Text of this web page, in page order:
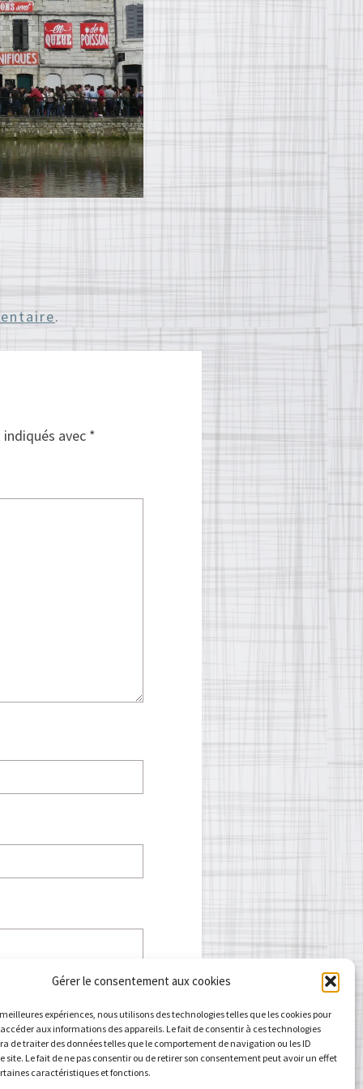
Gérer le consentement aux cookies
expériences, nous utilisons des technologies telles que les cookies pour
aux informations des appareils. Le fait de consentir à ces technologies
de traiter des données telles que le comportement de navigation ou les ID
site. Le fait de ne pas consentir ou de retirer son consentement peut avoir un effet
caractéristiques et fonctions.
.
avec *